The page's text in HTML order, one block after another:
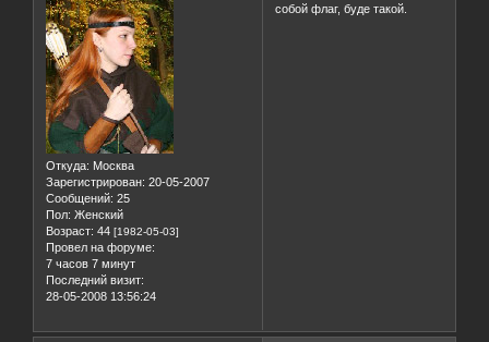
Откуда: Москва
Зарегистрирован: 20-05-2007
Сообщений: 25
Пол: Женский
Возраст: 44 [1982-05-03]
Провел на форуме:
7 часов 7 минут
Последний визит:
28-05-2008 13:56:24
собой флаг, буде такой.